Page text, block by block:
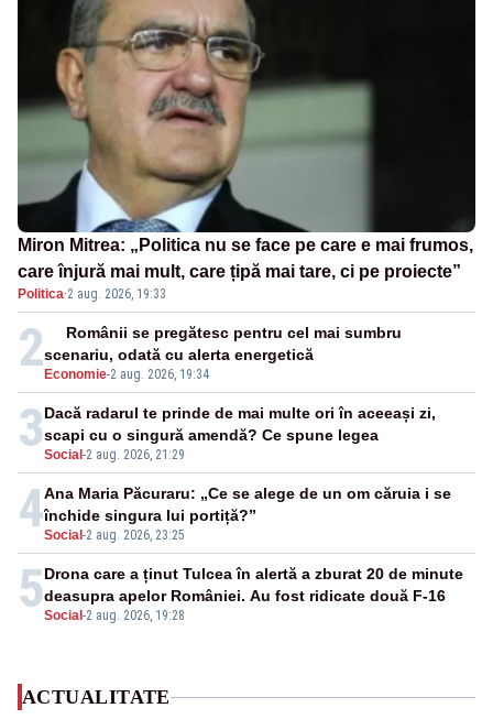
Miron Mitrea: „Politica nu se face pe care e mai frumos,
care înjură mai mult, care țipă mai tare, ci pe proiecte”
Politica·2 aug. 2026, 19:33
2 Economie-2 aug. 2026, 19:34
Românii se pregătesc pentru cel mai sumbru
scenariu, odată cu alerta energetică
3Social -2 aug. 2026, 21:29
Dacă radarul te prinde de mai multe ori în aceeași zi,
scapi cu o singură amendă? Ce spune legea
4Social -2 aug. 2026, 23:25
Ana Maria Păcuraru: „Ce se alege de un om căruia i se
închide singura lui portiță?”
5Social -2 aug. 2026, 19:28
Drona care a ținut Tulcea în alertă a zburat 20 de minute
deasupra apelor României. Au fost ridicate două F-16
ACTUALITATE